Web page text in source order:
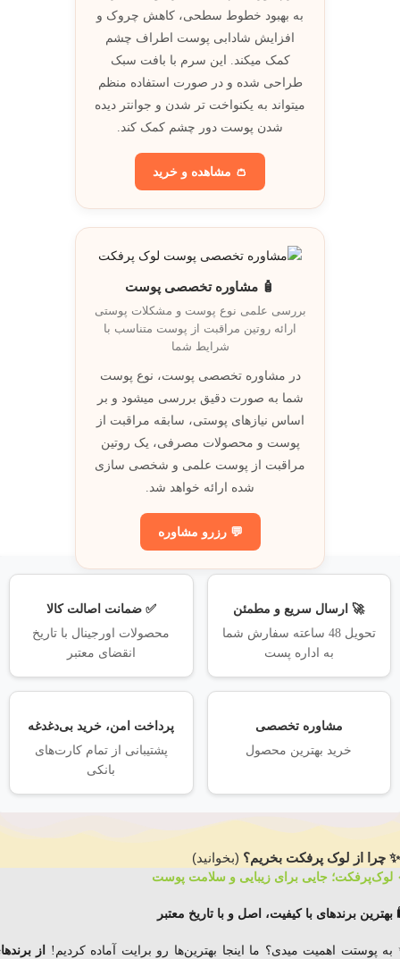
به بهبود خطوط سطحی، کاهش چروک و
افزایش شادابی پوست اطراف چشم
کمک میکند. اين سرم با بافت سبک
طراحی شده و در صورت استفاده منظم
ميتواند به يکنواخت تر شدن و جوانتر ديده
شدن پوست دور چشم کمک کند.
👛 مشاهده و خريد
🧴 مشاوره تخصصی پوست
بررسی علمی نوع پوست و مشکلات پوستی
ارائه روتين مراقبت از پوست متناسب با
شرايط شما
در مشاوره تخصصی پوست، نوع پوست
شما به صورت دقيق بررسی ميشود و بر
اساس نيازهای پوستی، سابقه مراقبت از
پوست و محصولات مصرفی، يک روتين
مراقبت از پوست علمی و شخصی سازی
شده ارائه خواهد شد.
💬 رزرو مشاوره
🚀 ارسال سریع و مطمئن
تحویل 48 ساعته سفارش شما
به اداره پست
✅ ضمانت اصالت کالا
محصولات اورجینال با تاریخ
انقضای معتبر
مشاوره تخصصی
خرید بهترین محصول
پرداخت امن، خرید بی‌دغدغه
پشتیبانی از تمام کارت‌های
بانکی
✨ چرا از لوک پرفکت بخریم؟ (بخوانید)
لوک‌پرفکت؛ جایی برای زیبایی و سلامت پوست
برندهای با کیفیت، اصل و با تاریخ معتبر
به پوستت اهمیت میدی؟ ما اینجا بهترین‌ها رو برایت آماده کردیم!
از